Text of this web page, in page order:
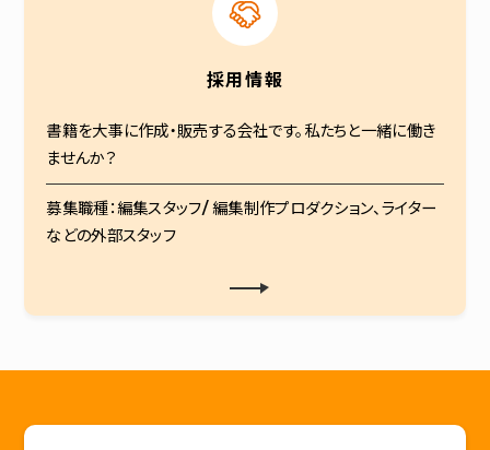
採用情報
書籍を大事に作成・販売する会社です。私たちと一緒に働き
ませんか？
募集職種：編集スタッフ/ 編集制作プロダクション、ライター
などの外部スタッフ